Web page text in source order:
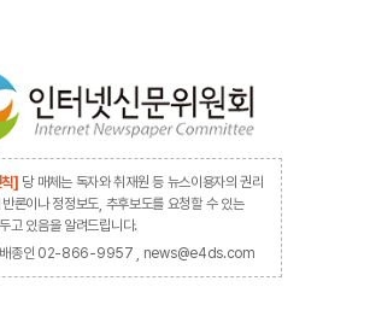
] 당 매체는 독자와 취재원 등 뉴스이용자의 권리
론이나 정정보도, 추후보도를 요청할 수 있는
고 있음을 알려드립니다.
배종인 02-866-9957 , news@e4ds.com